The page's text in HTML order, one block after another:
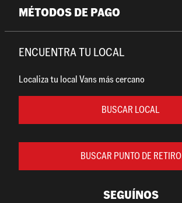
MÉTODOS DE PAGO
ENCUENTRA TU LOCAL
Localiza tu local Vans más cercano
BUSCAR LOCAL
BUSCAR PUNTO DE RETIRO
SEGUÍNOS